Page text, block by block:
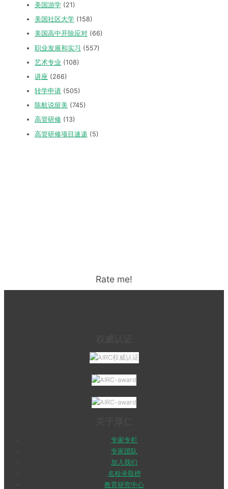
美国游学 (21)
美国社区大学 (158)
美国高中开除应对 (66)
职业发展和实习 (557)
艺术专业 (108)
讲座 (266)
转学申请 (505)
陈航说留美 (745)
高管研修 (13)
高管研修项目速递 (5)
Rate me!
专家专栏
专家团队
加入我们
名校录取榜
教育研究中心